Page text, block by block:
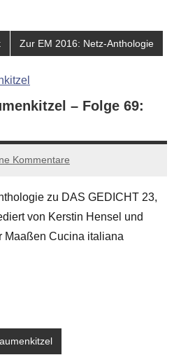
Zur EM 2016: Netz-Anthologie
– Folge 69:
Kommentare
zu DAS GEDICHT 23,
von Kerstin Hensel und
Cucina italiana